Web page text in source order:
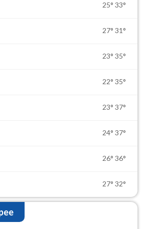
25° 33°
27° 31°
23° 35°
22° 35°
23° 37°
24° 37°
26° 36°
27° 32°